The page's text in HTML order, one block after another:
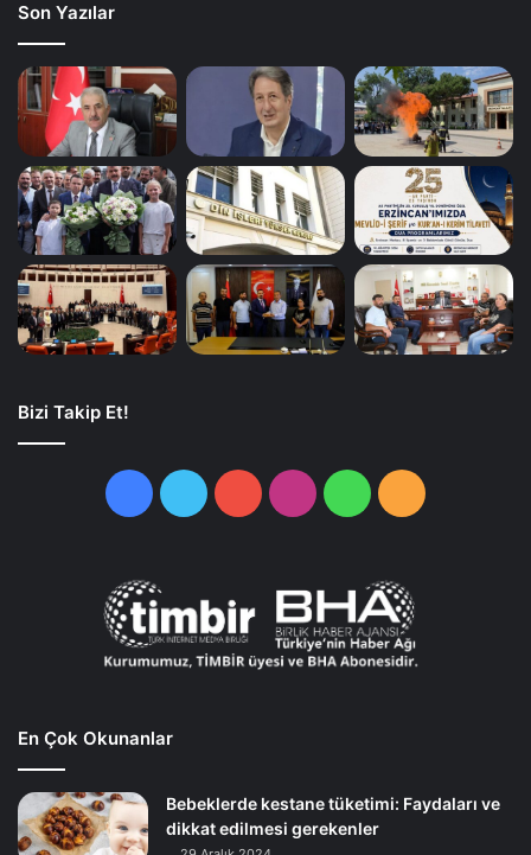
Son Yazılar
Bizi Takip Et!
FacebookTwitterYouTubeInstagramWhatsApp
RSS
En Çok Okunanlar
Bebeklerde kestane tüketimi: Faydaları ve
dikkat edilmesi gerekenler